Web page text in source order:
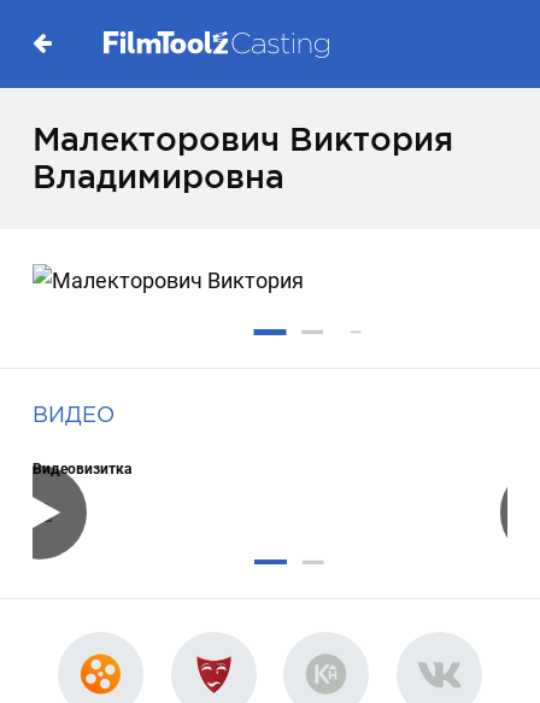
Малекторович Виктория
Владимировна
ВИДЕО
Видеовизитка